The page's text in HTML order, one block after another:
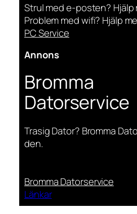
Strul med e-posten? Hjälp
Problem med wifi? Hjälp
PC Service
Annons
Bromma
Datorservice
Trasig Dator? Bromma
den.
Bromma Datorservice
Länkar